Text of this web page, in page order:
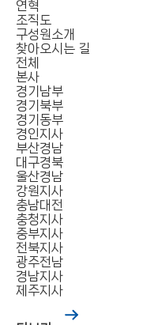
연혁
조직도
구성원소개
찾아오시는 길
전체
본사
경기남부
경기북부
경기동부
경인지사
부산경남
대구경북
울산경남
강원지사
충남대전
충청지사
중부지사
전북지사
광주전남
경남지사
제주지사